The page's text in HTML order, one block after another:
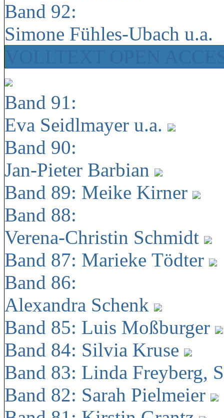
Band 92:
Simone Fühles-Ubach u.a.
Band 91:
Eva Seidlmayer u.a.
Band 90:
Jan-Pieter Barbian
Band 89: Meike Kirner
Band 88:
Verena-Christin Schmidt
Band 87: Marieke Tödter
Band 86:
Alexandra Schenk
Band 85: Luis Moßburger
Band 84: Silvia Kruse
Band 83: Linda Freyberg,
Band 82: Sarah Pielmeier